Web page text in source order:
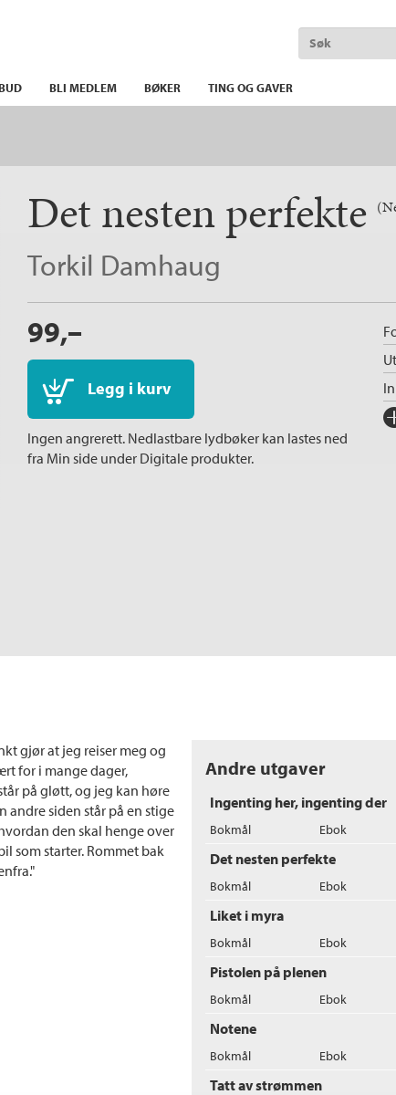
BLI MEDLEM BØKER TING OG GAVER
Det nesten perfekte
Torkil Damhaug
99,–
Legg i kurv
Ingen angrerett. Nedlastbare lydbøker kan lastes ned
fra Min side under Digitale produkter.
gjør at jeg reiser meg og
for i mange dager,
på gløtt, og jeg kan høre
andre siden står på en stige
den skal henge over
som starter. Rommet bak
Andre utgaver
Ingenting her, ingenting der
Bokmål Ebok
Det nesten perfekte
Bokmål Ebok
Liket i myra
Bokmål Ebok
Pistolen på plenen
Bokmål Ebok
Notene
Bokmål Ebok
Tatt av strømmen